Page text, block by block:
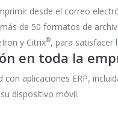
desde el correo
de 50 formatos de
y Citrix®, para satisfacer
en toda la
aplicaciones ERP,
dispositivo móvil.